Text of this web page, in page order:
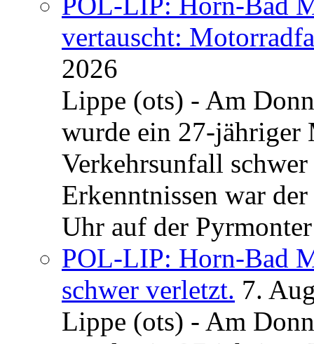
vertauscht:
2026
Lippe (ots) - Am
wurde ein 27-jähriger
Verkehrsunfall
Erkenntnissen war
Uhr auf der
POL-LIP: Horn-Bad
schwer verletzt. 7.
Lippe (ots) - Am